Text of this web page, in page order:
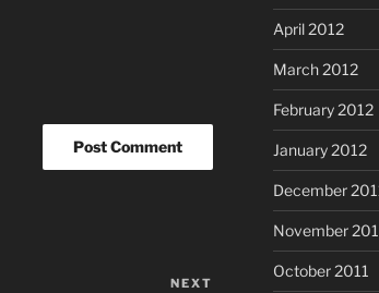
NEXT
April 2012
March 2012
February 2012
January 2012
December
November
October 2011